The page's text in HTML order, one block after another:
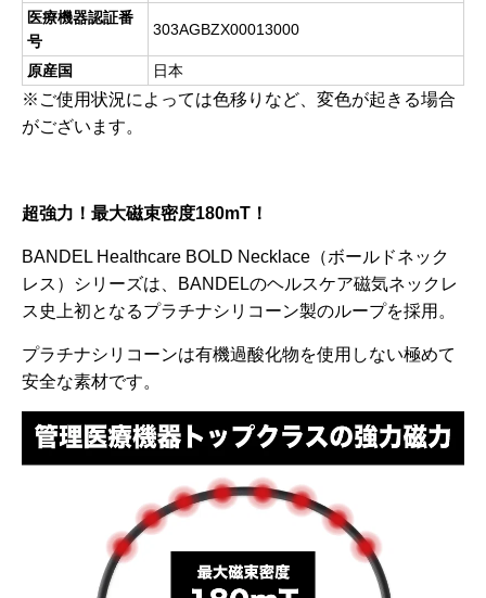
医療機器認証番
号
303AGBZX00013000
原産国 日本
※ご使用状況によっては色移りなど、変色が起きる場合
がございます。
超強力！最大磁束密度180mT！
BANDEL Healthcare BOLD Necklace（ボールドネック
レス）シリーズは、BANDELのヘルスケア磁気ネックレ
ス史上初となるプラチナシリコーン製のループを採用。
プラチナシリコーンは有機過酸化物を使用しない極めて
安全な素材です。